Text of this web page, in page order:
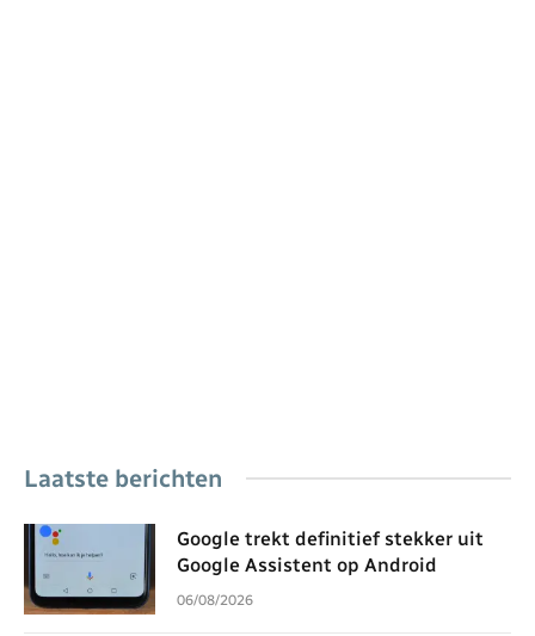
Laatste berichten
Google trekt definitief stekker uit
Google Assistent op Android
06/08/2026